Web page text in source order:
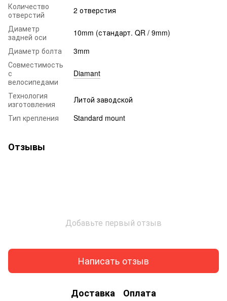
Количество
отверстий
2 отверстия
Диаметр
задней оси
10mm (стандарт. QR / 9mm)
Диаметр болта
3mm
Совместимость
с
велосипедами
Diamant
Технология
изготовления
Литой заводской
Тип крепления
Standard mount
Отзывы
Добавьте первый отзыв
Написать отзыв
Доставка Оплата